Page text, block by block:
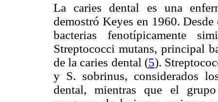
La caries dental es una
demostró Keyes en 1960.
bacterias fenotípicamente
Streptococci mutans, principal
de la caries dental (5).
y S. sobrinus, considerados
dental, mientras que el